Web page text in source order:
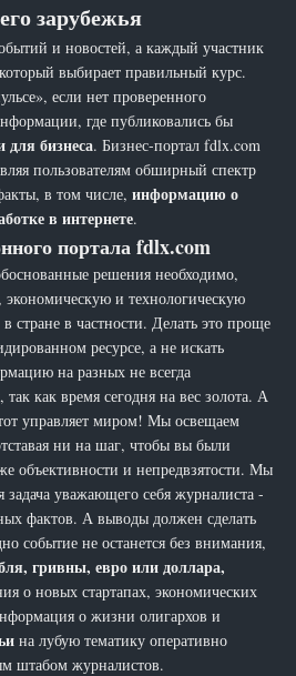
зарубежья
и новостей, а каждый участник
выбирает правильный курс.
если нет проверенного
где публиковались бы
для бизнеса. Бизнес-портал fdlx.com
пользователям обширный спектр
в том числе,информацию о
в интернете.
портала fdlx.com
решения необходимо,
и технологическую
стране в частности. Делать это проще
ресурсе, а не искать
на разных не всегда
как время сегодня на вес золота. А
управляет миром! Мы освещаем
ни на шаг, чтобы вы были
объективности и непредвзятости. Мы
задача уважающего себя журналиста -
фактов. А выводы должен сделать
событие не останется без внимания,
гривны, евро или доллара,
о новых стартапах, экономических
о жизни олигархов и
на лубую тематику оперативно
штабом журналистов.